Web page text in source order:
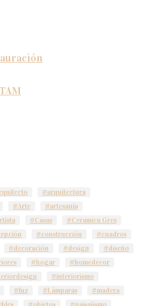
#arquitectura
#Arte
#artesanía
#Casas
#Ceramica Gres
#construcción
#cuadros
#decoración #design
#diseño
#hogar
#homedecor
#interiorismo
#luz #Lámparas
#madera